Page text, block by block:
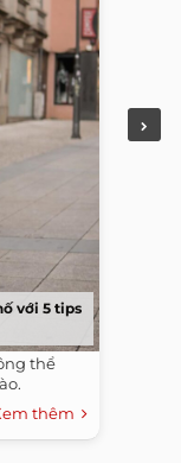
với 5 tips
thể
thêm